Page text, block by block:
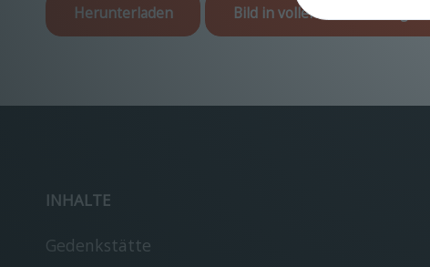
Herunterladen
Bild in voller Größe anzeigen…
INHALTE
Gedenkstätte